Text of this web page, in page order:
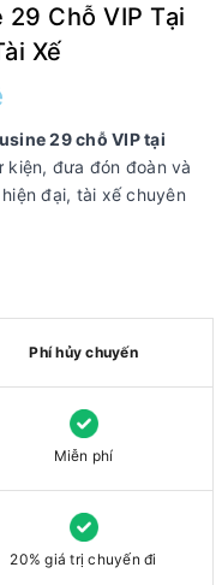
Chỗ VIP Tại
Xế
29 chỗ VIP tại
đưa đón đoàn và
đại, tài xế chuyên
Phí hủy chuyến
Miễn phí
20% giá trị chuyến đi